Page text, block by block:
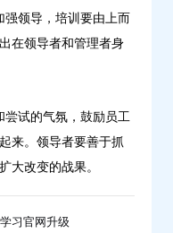
领导，培训要由上而
在领导者和管理者身
尝试的气氛，鼓励员工
来。领导者要善于抓
大改变的战果。
习官网升级